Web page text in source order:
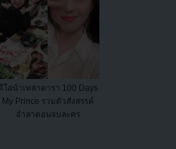
โอนำเหล่าดารา 100 Days
My Prince รวมตัวสังสรรค์
อำลาตอนจบละคร